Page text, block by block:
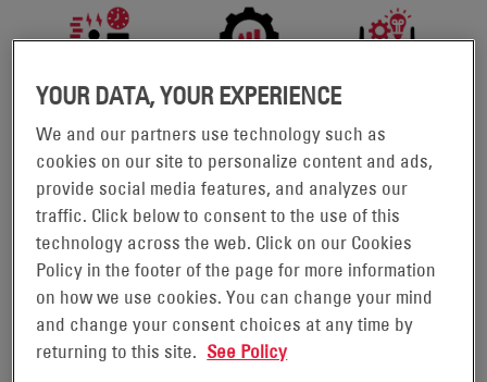
Sabemos que es clave maximizar la productividad y la
eficiencia de los operarios, haciendo el mejor uso del
espacio de su instalación. También entendemos que
quiere realizar inversiones inteligentes que hagan rendir
su dinero al máximo. Sin embargo, la mayoría de los
responsables de instalaciones, flotas y operaciones
simplemente ignoran el problema o se empeñan en
YOUR DATA, YOUR EXPERIENCE
We and our partners use technology such as
cookies on our site to personalize content and ads,
provide social media features, and analyzes our
traffic. Click below to consent to the use of this
technology across the web. Click on our Cookies
Policy in the footer of the page for more information
on how we use cookies. You can change your mind
and change your consent choices at any time by
returning to this site. See Policy